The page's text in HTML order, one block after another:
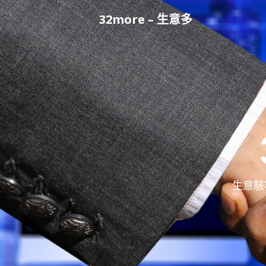
Skip
to
content
32more – 生意多
生意